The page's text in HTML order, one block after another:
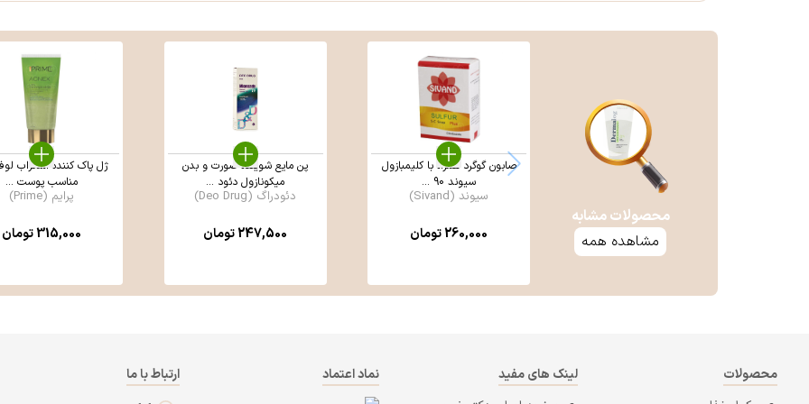
محصولات مشابه
مشاهده همه
صابون گوگرد همراه با کلیمبازول
سیوند 90 ...
سیوند (Sivand)
260,000تومان
پن مایع شوینده صورت و بدن
میکونازول دئود ...
دئودراگ (Deo Drug)
247,500تومان
ژل پاک کننده اسکراب
مناسب پوست ...
پرایم (Prime)
315,000تومان
محصولات
لینک های مفید
نماد اعتماد
ارتباط با ما